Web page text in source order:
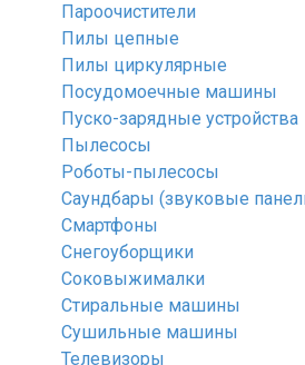
Пароочистители
Пилы цепные
Пилы циркулярные
Посудомоечные машины
Пуско-зарядные устройства
Пылесосы
Роботы-пылесосы
Саундбары (звуковые
Смартфоны
Снегоуборщики
Соковыжималки
Стиральные машины
Сушильные машины
Телевизоры